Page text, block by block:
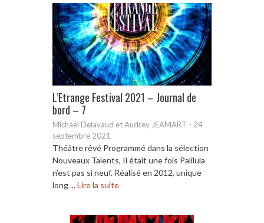
L’Etrange Festival 2021 – Journal de
bord – 7
Michaël Delavaud et Audrey JEAMART - 24
septembre 2021
Théâtre rêvé Programmé dans la sélection
Nouveaux Talents, Il était une fois Palilula
n’est pas si neuf. Réalisé en 2012, unique
long ...Lire la suite